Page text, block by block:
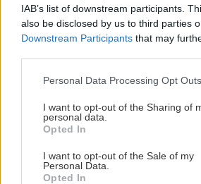
IAB’s list of downstream participants.
also be disclosed by us to third parties
Downstream Participants that may
Please note that this website/app uses
not limited to your visit or usage
grant or deny consent to Google and its
use your data for below specified
consent section.
Personal Data Processing Opt Outs
I want to opt-out of the Sharing of
personal data.
Opted In
I want to opt-out of the Sale of my
Personal Data.
Opted In